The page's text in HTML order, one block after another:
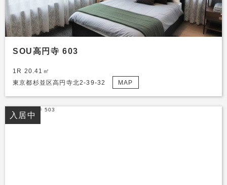
SOU高円寺 603
1R 20.41㎡
東京都杉並区高円寺北2-39-32
MAP
入居中